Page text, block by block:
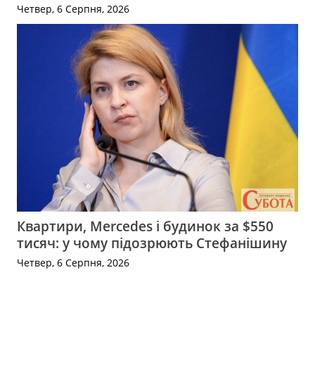
Четвер, 6 Серпня, 2026
Квартири, Mercedes і будинок за $550
тисяч: у чому підозрюють Стефанішину
Четвер, 6 Серпня, 2026